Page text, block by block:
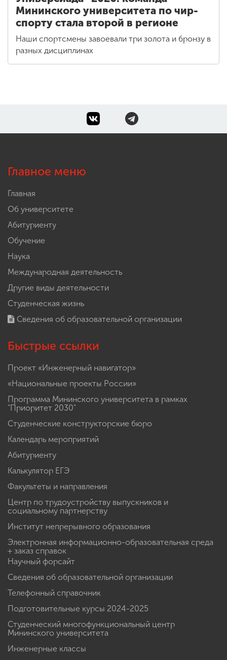
Мининского университета по чир-
спорту стала второй в регионе
Наши спортсмены завоевали три золота и бронзу в
разных дисциплинах
Главное меню
Главная
Об университете
Абитуриенту
Обучение
Наука
Международная деятельность
Другие виды деятельности
Студенческая жизнь
Сведения об образовательной организации
Быстрые ссылки
Проект «Инженерный навигатор»
«Национальные проекты России»
Программа Мининского университета в рамках
"Приоритет 2030"
Студенческие конструкторские бюро
Календарь мероприятий
Абитуриенту
Калькулятор ЕГЭ
Факультеты и направления
Центр по трудоустройству выпускников и
социальному партнерству
Институт непрерывного образования
Электронная информационно-образовательная среда
+ заказ справок
Научный форсайт
Сведения об образовательной организации
Телефонный справочник
Подготовительные курсы 2024-2025
Студенческий многофункциональный центр
Мининского университета
Инженерные классы